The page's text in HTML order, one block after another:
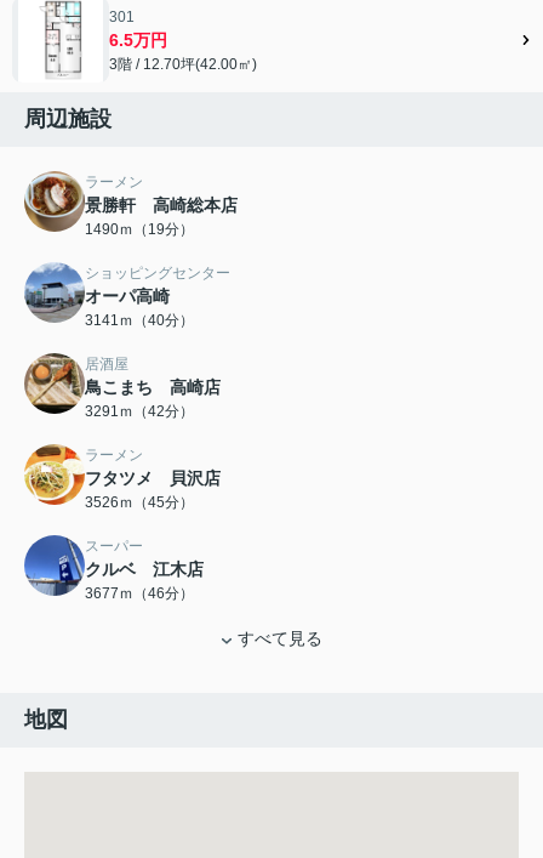
301
6.5万円
3階 / 12.70坪(42.00㎡)
周辺施設
ラーメン
景勝軒 高崎総本店
1490ｍ（19分）
ショッピングセンター
オーパ高崎
3141ｍ（40分）
居酒屋
鳥こまち 高崎店
3291ｍ（42分）
ラーメン
フタツメ 貝沢店
3526ｍ（45分）
スーパー
クルベ 江木店
3677ｍ（46分）
すべて見る
地図